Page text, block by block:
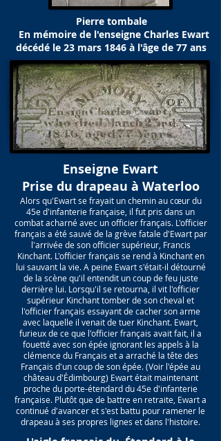
Pierre tombale
En mémoire de l'enseigne Charles Ewart
décédé le 23 mars 1846 à l'âge de 77 ans
Enseigne Ewart
Prise du drapeau à Waterloo
Alors qu'Ewart se frayait un chemin au cœur du
45e d'infanterie française, il fut pris dans un
combat acharné avec un officier français. L'officier
français a été sauvé de la grève fatale d'Ewart par
l'arrivée de son officier supérieur, Francis
Kinchant. L'officier français se rend à Kinchant en
lui sauvant la vie. A peine Ewart s'était-il détourné
de la scène qu'il entendit un coup de feu juste
derrière lui. Lorsqu'il se retourna, il vit l'officier
supérieur Kinchant tomber de son cheval et
l'officier français essayant de cacher son arme
avec laquelle il venait de tuer Kinchant. Ewart,
furieux de ce que l'officier français avait fait, il a
fouetté avec son épée ignorant les appels à la
clémence du Français et a arraché la tête des
Français d'un coup de son épée. (Voir l'épée au
château d'Édimbourg) Ewart était maintenant
proche du porte-étendard du 45e d'infanterie
française. Plutôt que de battre en retraite, Ewart a
continué d'avancer et s'est battu pour ramener le
drapeau à ses propres lignes et dans l'histoire.